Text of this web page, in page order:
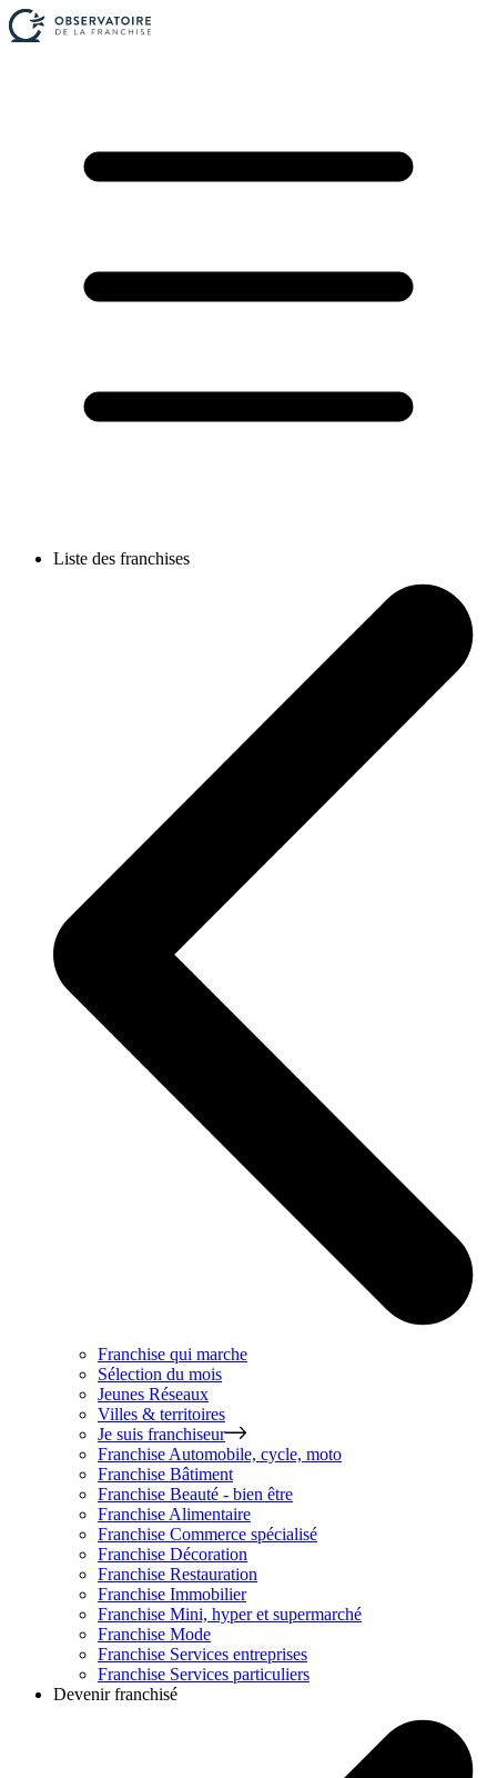
Liste des franchises
Franchise qui marche
Sélection du mois
Jeunes Réseaux
Villes & territoires
Je suis franchiseur
Franchise Automobile, cycle, moto
Franchise Bâtiment
Franchise Beauté - bien être
Franchise Alimentaire
Franchise Commerce spécialisé
Franchise Décoration
Franchise Restauration
Franchise Immobilier
Franchise Mini, hyper et supermarché
Franchise Mode
Franchise Services entreprises
Franchise Services particuliers
Devenir franchisé